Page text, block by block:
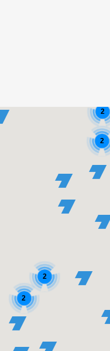
2
2
2
2